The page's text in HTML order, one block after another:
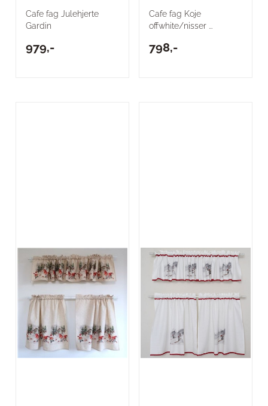
Cafe fag Julehjerte
Gardin
979,-
Cafe fag Koje
offwhite/nisser ...
798,-